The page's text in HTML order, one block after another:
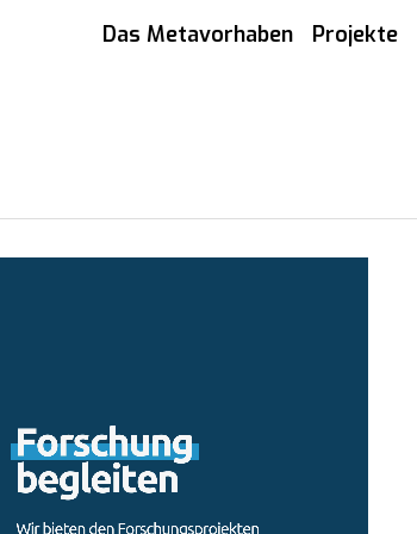
Das Metavorhaben Projekte